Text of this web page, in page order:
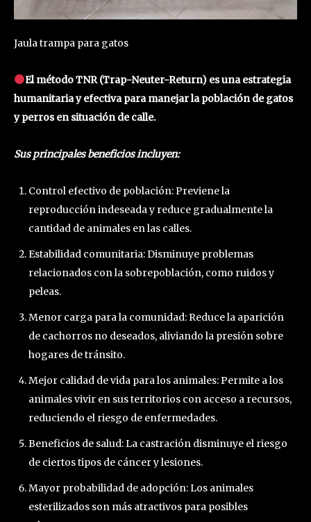
Jaula trampa para gatos
El método TNR (Trap-Neuter-Return) es una estrategia
humanitaria y efectiva para manejar la población de gatos
y perros en situación de calle.
Sus principales beneficios incluyen:
Control efectivo de población: Previene la
reproducción indeseada y reduce gradualmente la
cantidad de animales en las calles.
Estabilidad comunitaria: Disminuye problemas
relacionados con la sobrepoblación, como ruidos y
peleas.
Menor carga para la comunidad: Reduce la aparición
de cachorros no deseados, aliviando la presión sobre
hogares de tránsito.
Mejor calidad de vida para los animales: Permite a los
animales vivir en sus territorios con acceso a recursos,
reduciendo el riesgo de enfermedades.
Beneficios de salud: La castración disminuye el riesgo
de ciertos tipos de cáncer y lesiones.
Mayor probabilidad de adopción: Los animales
esterilizados son más atractivos para posibles